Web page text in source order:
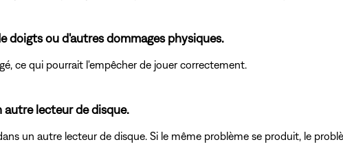
doigts ou d'autres dommages physiques.
ce qui pourrait l'empêcher de jouer correctement.
lecteur de disque.
un autre lecteur de disque. Si le même problème se produit, le